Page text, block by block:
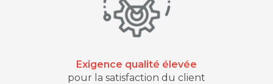
Exigence qualité élevée
pour la satisfaction du client